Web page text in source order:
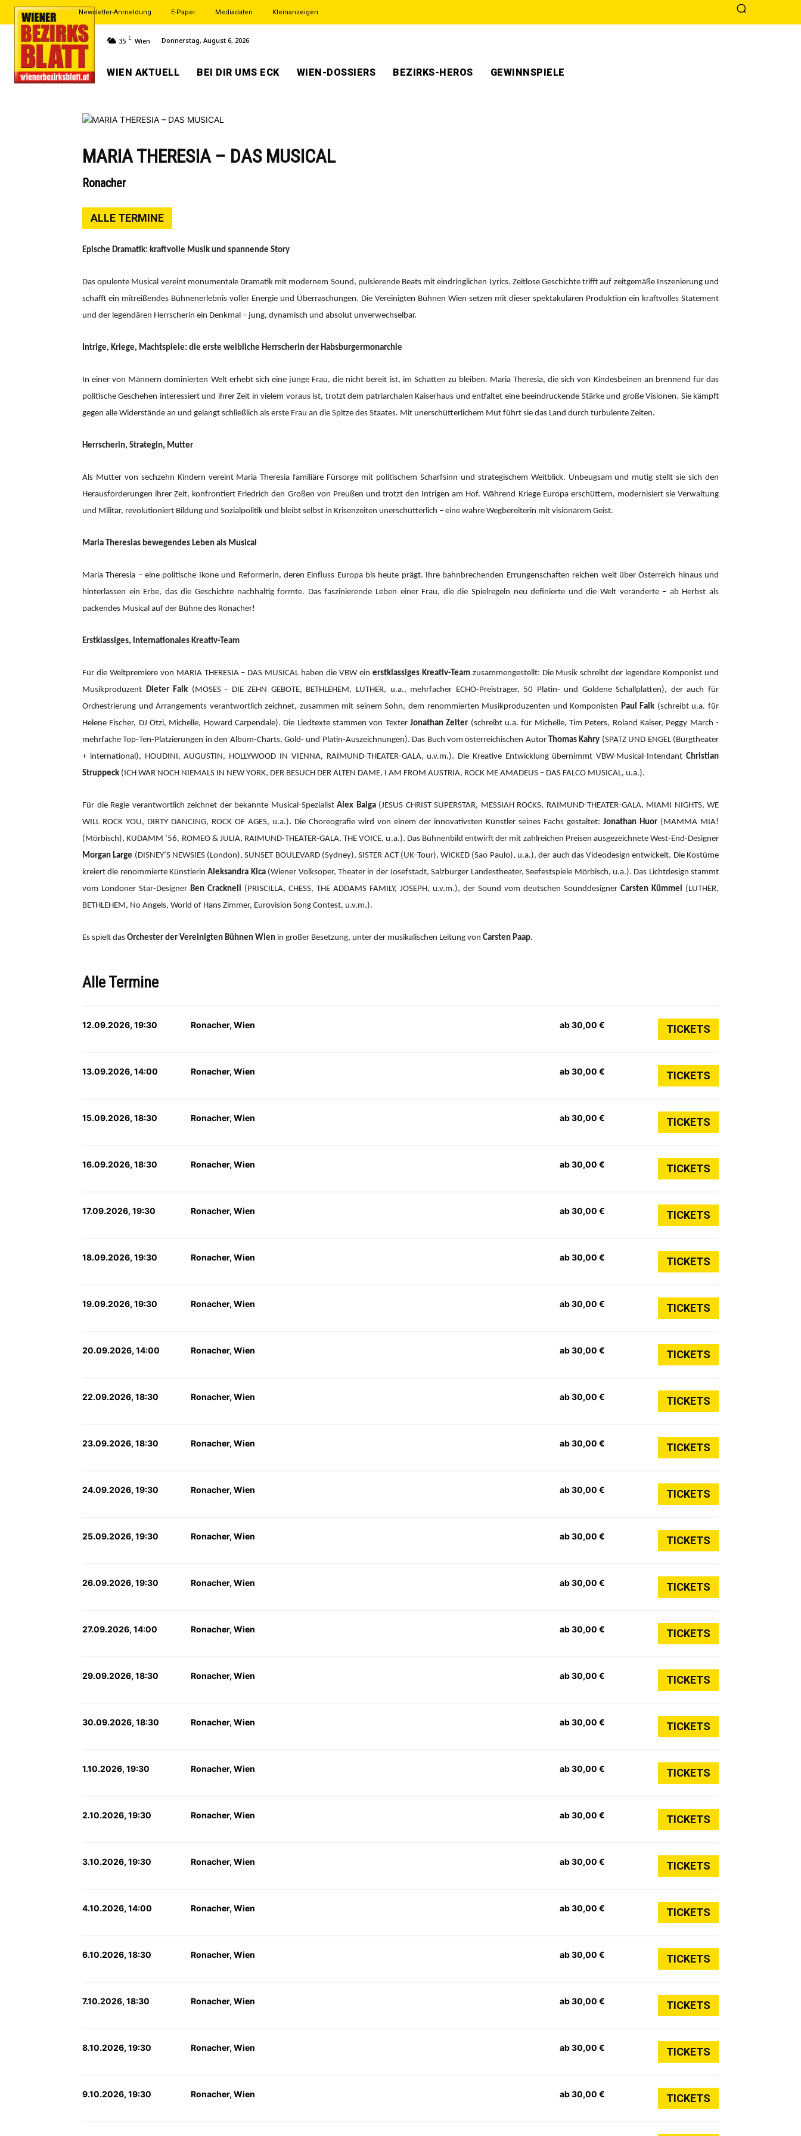
Newsletter-Anmeldung E-Paper Mediadaten Kleinanzeigen
35 C Wien Donnerstag, August 6, 2026
WIEN AKTUELL BEI DIR UMS ECK WIEN-DOSSIERS BEZIRKS-HEROS GEWINNSPIELE
MARIA THERESIA – DAS MUSICAL
Ronacher
ALLE TERMINE
Epische Dramatik: kraftvolle Musik und spannende Story
Das opulente Musical vereint monumentale Dramatik mit modernem Sound, pulsierende Beats mit eindringlichen Lyrics. Zeitlose Geschichte trifft auf zeitgemäße Inszenierung und
schafft ein mitreißendes Bühnenerlebnis voller Energie und Überraschungen. Die Vereinigten Bühnen Wien setzen mit dieser spektakulären Produktion ein kraftvolles Statement
und der legendären Herrscherin ein Denkmal – jung, dynamisch und absolut unverwechselbar.
Intrige, Kriege, Machtspiele: die erste weibliche Herrscherin der Habsburgermonarchie
In einer von Männern dominierten Welt erhebt sich eine junge Frau, die nicht bereit ist, im Schatten zu bleiben. Maria Theresia, die sich von Kindesbeinen an brennend für das
politische Geschehen interessiert und ihrer Zeit in vielem voraus ist, trotzt dem patriarchalen Kaiserhaus und entfaltet eine beeindruckende Stärke und große Visionen. Sie kämpft
gegen alle Widerstände an und gelangt schließlich als erste Frau an die Spitze des Staates. Mit unerschütterlichem Mut führt sie das Land durch turbulente Zeiten.
Herrscherin, Strategin, Mutter
Als Mutter von sechzehn Kindern vereint Maria Theresia familiäre Fürsorge mit politischem Scharfsinn und strategischem Weitblick. Unbeugsam und mutig stellt sie sich den
Herausforderungen ihrer Zeit, konfrontiert Friedrich den Großen von Preußen und trotzt den Intrigen am Hof. Während Kriege Europa erschüttern, modernisiert sie Verwaltung
und Militär, revolutioniert Bildung und Sozialpolitik und bleibt selbst in Krisenzeiten unerschütterlich – eine wahre Wegbereiterin mit visionärem Geist.
Maria Theresias bewegendes Leben als Musical
Maria Theresia – eine politische Ikone und Reformerin, deren Einfluss Europa bis heute prägt. Ihre bahnbrechenden Errungenschaften reichen weit über Österreich hinaus und
hinterlassen ein Erbe, das die Geschichte nachhaltig formte. Das faszinierende Leben einer Frau, die die Spielregeln neu definierte und die Welt veränderte – ab Herbst als
packendes Musical auf der Bühne des Ronacher!
Erstklassiges, internationales Kreativ-Team
Für die Weltpremiere von MARIA THERESIA – DAS MUSICAL haben die VBW ein erstklassiges Kreativ-Teamzusammengestellt: Die Musik schreibt der legendäre Komponist und
Musikproduzent Dieter Falk (MOSES - DIE ZEHN GEBOTE, BETHLEHEM, LUTHER, u.a., mehrfacher ECHO-Preisträger, 50 Platin- und Goldene Schallplatten), der auch für
Orchestrierung und Arrangements verantwortlich zeichnet, zusammen mit seinem Sohn, dem renommierten Musikproduzenten und Komponisten Paul Falk (schreibt u.a. für
Helene Fischer, DJ Ötzi, Michelle, Howard Carpendale). Die Liedtexte stammen von Texter Jonathan Zelter (schreibt u.a. für Michelle, Tim Peters, Roland Kaiser, Peggy March -
mehrfache Top-Ten-Platzierungen in den Album-Charts, Gold- und Platin-Auszeichnungen). Das Buch vom österreichischen Autor Thomas Kahry (SPATZ UND ENGEL (Burgtheater
+ international), HOUDINI, AUGUSTIN, HOLLYWOOD IN VIENNA, RAIMUND-THEATER-GALA, u.v.m.). Die Kreative Entwicklung übernimmt VBW-Musical-IntendantChristian
Struppeck (ICH WAR NOCH NIEMALS IN NEW YORK, DER BESUCH DER ALTEN DAME, I AM FROM AUSTRIA, ROCK ME AMADEUS – DAS FALCO MUSICAL, u.a.).
Für die Regie verantwortlich zeichnet der bekannte Musical-Spezialist Alex Balga(JESUS CHRIST SUPERSTAR, MESSIAH ROCKS, RAIMUND-THEATER-GALA, MIAMI NIGHTS, WE
WILL ROCK YOU, DIRTY DANCING, ROCK OF AGES, u.a.). Die Choreografie wird von einem der innovativsten Künstler seines Fachs gestaltet: Jonathan Huor (MAMMA MIA!
(Mörbisch), KUDAMM ‘56, ROMEO & JULIA, RAIMUND-THEATER-GALA, THE VOICE, u.a.). Das Bühnenbild entwirft der mit zahlreichen Preisen ausgezeichnete West-End-Designer
Morgan Large (DISNEY’S NEWSIES (London), SUNSET BOULEVARD (Sydney), SISTER ACT (UK-Tour), WICKED (Sao Paulo), u.a.), der auch das Videodesign entwickelt. Die Kostüme
kreiert die renommierte KünstlerinAleksandra Kica(Wiener Volksoper, Theater in der Josefstadt, Salzburger Landestheater, Seefestspiele Mörbisch, u.a.). Das Lichtdesign stammt
vom Londoner Star-Designer Ben Cracknell (PRISCILLA, CHESS, THE ADDAMS FAMILY, JOSEPH, u.v.m.), der Sound vom deutschen Sounddesigner Carsten Kümmel (LUTHER,
BETHLEHEM, No Angels, World of Hans Zimmer, Eurovision Song Contest, u.v.m.).
Es spielt das Orchester der Vereinigten Bühnen Wien in großer Besetzung, unter der musikalischen Leitung von Carsten Paap.
Alle Termine
12.09.2026, 19:30 Ronacher, Wien ab 30,00 € TICKETS
13.09.2026, 14:00 Ronacher, Wien ab 30,00 € TICKETS
15.09.2026, 18:30 Ronacher, Wien ab 30,00 € TICKETS
16.09.2026, 18:30 Ronacher, Wien ab 30,00 € TICKETS
17.09.2026, 19:30 Ronacher, Wien ab 30,00 € TICKETS
18.09.2026, 19:30 Ronacher, Wien ab 30,00 € TICKETS
19.09.2026, 19:30 Ronacher, Wien ab 30,00 € TICKETS
20.09.2026, 14:00 Ronacher, Wien ab 30,00 € TICKETS
22.09.2026, 18:30 Ronacher, Wien ab 30,00 € TICKETS
23.09.2026, 18:30 Ronacher, Wien ab 30,00 € TICKETS
24.09.2026, 19:30 Ronacher, Wien ab 30,00 € TICKETS
25.09.2026, 19:30 Ronacher, Wien ab 30,00 € TICKETS
26.09.2026, 19:30 Ronacher, Wien ab 30,00 € TICKETS
27.09.2026, 14:00 Ronacher, Wien ab 30,00 € TICKETS
29.09.2026, 18:30 Ronacher, Wien ab 30,00 € TICKETS
30.09.2026, 18:30 Ronacher, Wien ab 30,00 € TICKETS
1.10.2026, 19:30 Ronacher, Wien ab 30,00 € TICKETS
2.10.2026, 19:30 Ronacher, Wien ab 30,00 € TICKETS
3.10.2026, 19:30 Ronacher, Wien ab 30,00 € TICKETS
4.10.2026, 14:00 Ronacher, Wien ab 30,00 € TICKETS
6.10.2026, 18:30 Ronacher, Wien ab 30,00 € TICKETS
7.10.2026, 18:30 Ronacher, Wien ab 30,00 € TICKETS
8.10.2026, 19:30 Ronacher, Wien ab 30,00 € TICKETS
9.10.2026, 19:30 Ronacher, Wien ab 30,00 € TICKETS